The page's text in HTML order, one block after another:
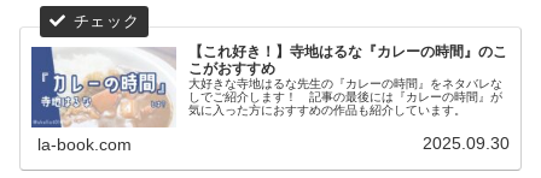
【これ好き！】寺地はるな『カレーの時間』のこ
こがおすすめ
大好きな寺地はるな先生の『カレーの時間』をネタバレな
しでご紹介します！ 記事の最後には『カレーの時間』が
気に入った方におすすめの作品も紹介しています。
la-book.com 2025.09.30